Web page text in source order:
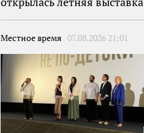
Местное время 07.08.2026 21:01